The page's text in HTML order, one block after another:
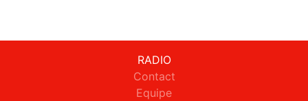
RADIO
Contact
Equipe